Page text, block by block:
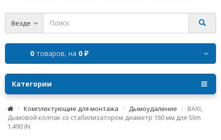
Везде
0 товаров, на 0 ₽
Категории
Комплектующие для монтажа Дымоудаление
BAXI,
Дымовой колпак со стабилизатором диаметр 160 мм для Slim
1.490 iN